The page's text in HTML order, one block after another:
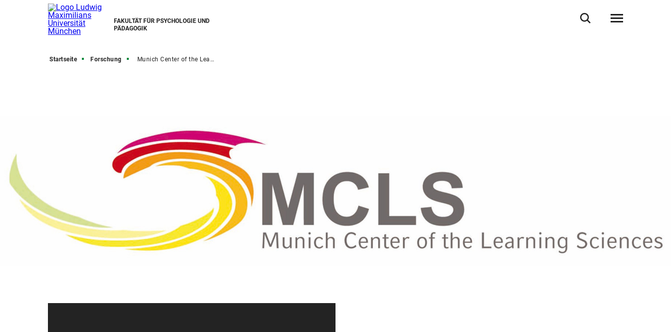
FAKULTÄT FÜR PSYCHOLOGIE UND
PÄDAGOGIK
Startseite Forschung Munich Center of the Learning Sciences (MCLS)